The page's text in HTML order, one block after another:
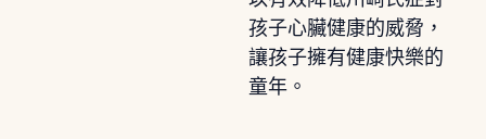
孩子心臟健康的威脅，
讓孩子擁有健康快樂的
童年。